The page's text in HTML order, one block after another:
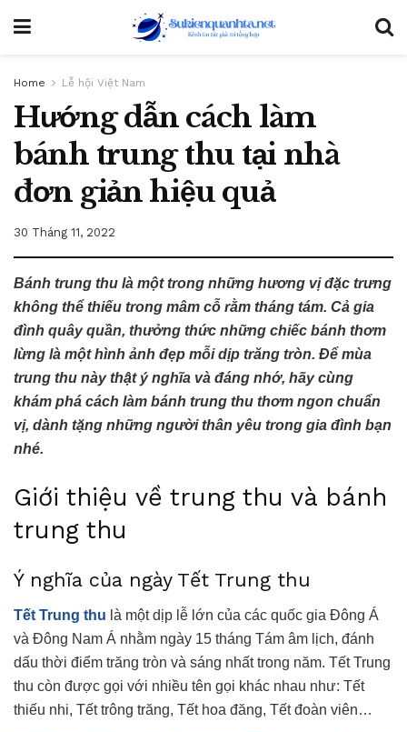
Home Lễ hội Việt Nam
Hướng dẫn cách làm
bánh trung thu tại nhà
đơn giản hiệu quả
30 Tháng 11, 2022
Bánh trung thu là một trong những hương vị đặc trưng
không thể thiếu trong mâm cỗ rằm tháng tám. Cả gia
đình quây quần, thưởng thức những chiếc bánh thơm
lừng là một hình ảnh đẹp mỗi dịp trăng tròn. Để mùa
trung thu này thật ý nghĩa và đáng nhớ, hãy cùng
khám phá cách làm bánh trung thu thơm ngon chuẩn
vị, dành tặng những người thân yêu trong gia đình bạn
nhé.
Giới thiệu về trung thu và bánh
trung thu
Ý nghĩa của ngày Tết Trung thu
Tết Trung thu là một dịp lễ lớn của các quốc gia Đông Á
và Đông Nam Á nhằm ngày 15 tháng Tám âm lịch, đánh
dấu thời điểm trăng tròn và sáng nhất trong năm. Tết Trung
thu còn được gọi với nhiều tên gọi khác nhau như: Tết
thiếu nhi, Tết trông trăng, Tết hoa đăng, Tết đoàn viên…